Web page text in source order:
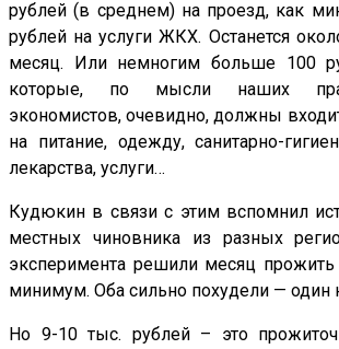
рублей (в среднем) на проезд, как
рублей на услуги ЖКХ. Останется
месяц. Или немногим больше 100
которые, по мысли наших
экономистов, очевидно, должны
на питание, одежду, санитарно-
лекарства, услуги…
Кудюкин в связи с этим вспомнил
местных чиновника из разных
эксперимента решили месяц
минимум. Оба сильно похудели — один
Но 9-10 тыс. рублей – это